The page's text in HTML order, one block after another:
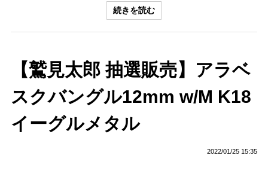
続きを読む
【鷲見太郎 抽選販売】アラベ
スクバングル12mm w/M K18
イーグルメタル
2022/01/25 15:35